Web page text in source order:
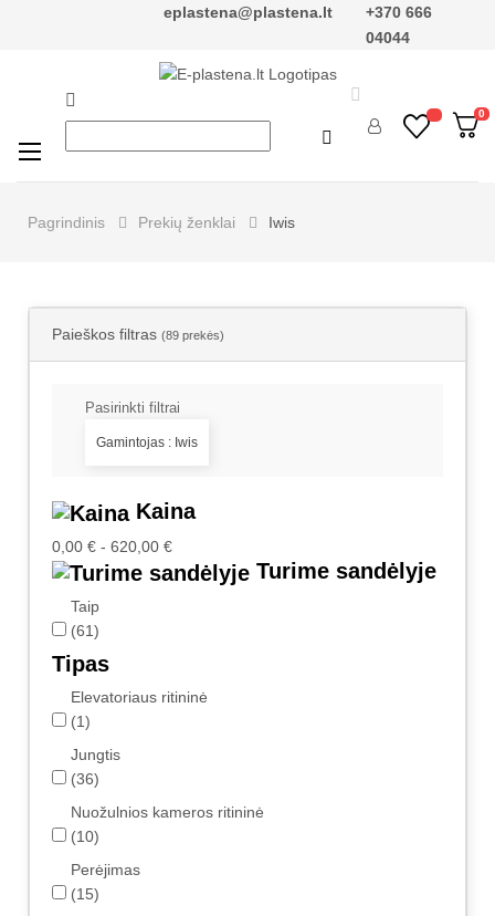
+370 666
04044
eplastena@plastena.lt
 

0
Perjungti
☰
Pagrindinis Prekių ženklai Iwis
Paieškos filtras (89 prekės)
Pasirinkti filtrai
Gamintojas : Iwis
Kaina
0,00 € - 620,00 €
Turime sandėlyje
Taip
(61)
Tipas
Elevatoriaus ritininė
(1)
Jungtis
(36)
Nuožulnios kameros ritininė
(10)
Perėjimas
(15)